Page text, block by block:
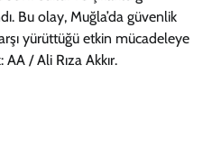
Bu olay, Muğla’da güvenlik
yürüttüğü etkin mücadeleye
/ Ali Rıza Akkır.